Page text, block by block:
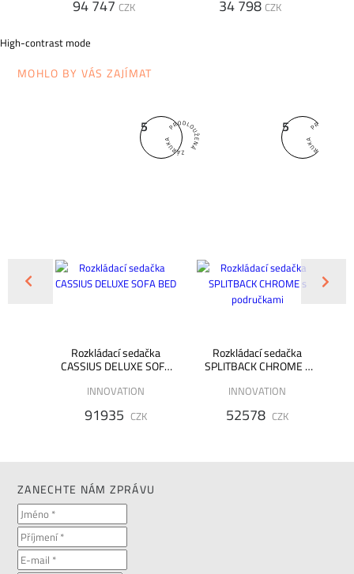
94 747 CZK 34 798 CZK
High-contrast mode
MOHLO BY VÁS ZAJÍMAT
5
Rozkládací sedačka
CASSIUS DELUXE SOFA
INNOVATION
91935 CZK
5
Rozkládací sedačka
SPLITBACK CHROME s
INNOVATION
52578 CZK
ZANECHTE NÁM ZPRÁVU